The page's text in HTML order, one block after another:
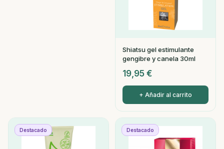
Shiatsu gel estimulante
gengibre y canela 30ml
19,95 €
+ Añadir al carrito
Destacado Destacado